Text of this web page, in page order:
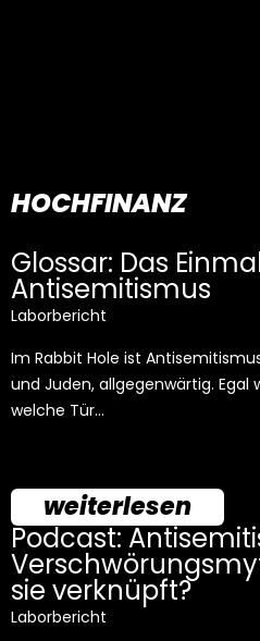
HOCHFINANZ
Glossar: Das
Antisemitismus
Laborbericht
Im Rabbit Hole ist
und Juden, allgegenwärtig.
welche Tür…
weiterlesen
Podcast:
sie verknüpft?
Laborbericht